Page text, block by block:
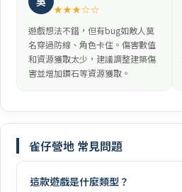
★★★☆☆
遊戲想法不錯，但有bug如敵人莫
名穿過防線、角色卡住。傷害數值
和資源獲取太少，建議調整建築傷
害並增加鑽石等資源獲取。
雀仔營地 常見問題
這款遊戲是什麼類型？